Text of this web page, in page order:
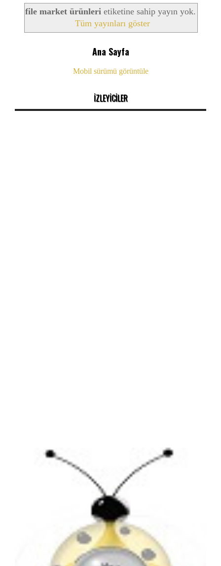
file market ürünleri etiketine sahip yayın yok.
Tüm yayınları göster
Ana Sayfa
Mobil sürümü görüntüle
İZLEYİCİLER